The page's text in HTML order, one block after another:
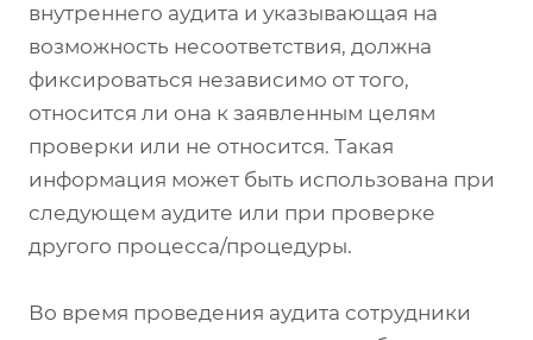
внутреннего аудита и указывающая на
возможность несоответствия, должна
фиксироваться независимо от того,
относится ли она к заявленным целям
проверки или не относится. Такая
информация может быть использована при
следующем аудите или при проверке
другого процесса/процедуры.
Во время проведения аудита сотрудники